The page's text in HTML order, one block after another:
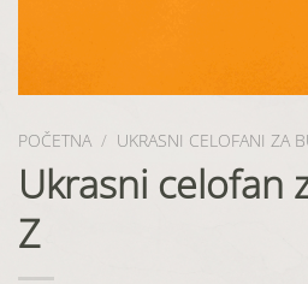
POČETNA / UKRASNI CELOFANI ZA
Ukrasni celofan
Z